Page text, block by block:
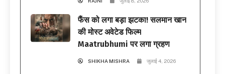
फैंस को लगा बड़ा झटका! सलमान खान
की मोस्ट अवेटेड फिल्म
Maatrubhumi पर लगा ग्रहण
SHIKHA MISHRA जुलाई 4, 2026